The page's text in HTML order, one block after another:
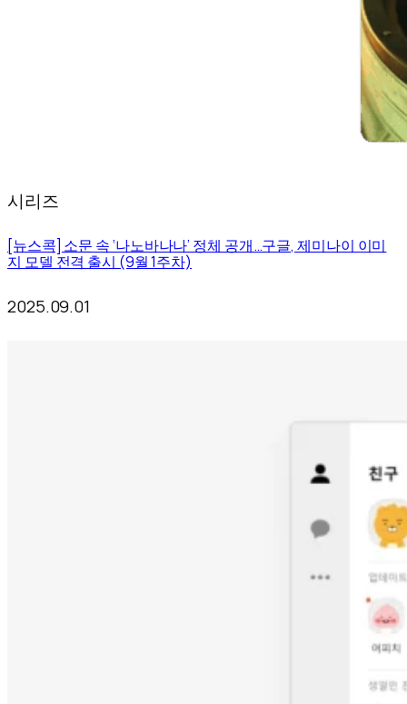
시리즈
[뉴스콕] 소문 속 ‘나노바나나’ 정체 공개…구글, 제미나이 이미
지 모델 전격 출시 (9월 1주차)
2025.09.01